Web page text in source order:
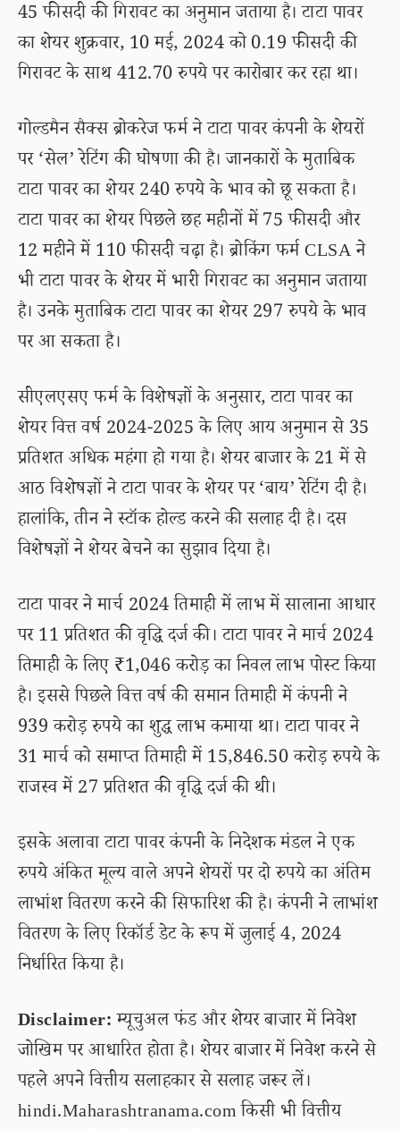
45 फीसदी की गिरावट का अनुमान जताया है। टाटा पावर
का शेयर शुक्रवार, 10 मई, 2024 को 0.19 फीसदी की
गिरावट के साथ 412.70 रुपये पर कारोबार कर रहा था।
गोल्डमैन सैक्स ब्रोकरेज फर्म ने टाटा पावर कंपनी के शेयरों
पर ‘सेल’ रेटिंग की घोषणा की है। जानकारों के मुताबिक
टाटा पावर का शेयर 240 रुपये के भाव को छू सकता है।
टाटा पावर का शेयर पिछले छह महीनों में 75 फीसदी और
12 महीने में 110 फीसदी चढ़ा है। ब्रोकिंग फर्म CLSA ने
भी टाटा पावर के शेयर में भारी गिरावट का अनुमान जताया
है। उनके मुताबिक टाटा पावर का शेयर 297 रुपये के भाव
पर आ सकता है।
सीएलएसए फर्म के विशेषज्ञों के अनुसार, टाटा पावर का
शेयर वित्त वर्ष 2024-2025 के लिए आय अनुमान से 35
प्रतिशत अधिक महंगा हो गया है। शेयर बाजार के 21 में से
आठ विशेषज्ञों ने टाटा पावर के शेयर पर ‘बाय’ रेटिंग दी है।
हालांकि, तीन ने स्टॉक होल्ड करने की सलाह दी है। दस
विशेषज्ञों ने शेयर बेचने का सुझाव दिया है।
टाटा पावर ने मार्च 2024 तिमाही में लाभ में सालाना आधार
पर 11 प्रतिशत की वृद्धि दर्ज की। टाटा पावर ने मार्च 2024
तिमाही के लिए ₹1,046 करोड़ का निवल लाभ पोस्ट किया
है। इससे पिछले वित्त वर्ष की समान तिमाही में कंपनी ने
939 करोड़ रुपये का शुद्ध लाभ कमाया था। टाटा पावर ने
31 मार्च को समाप्त तिमाही में 15,846.50 करोड़ रुपये के
राजस्व में 27 प्रतिशत की वृद्धि दर्ज की थी।
इसके अलावा टाटा पावर कंपनी के निदेशक मंडल ने एक
रुपये अंकित मूल्य वाले अपने शेयरों पर दो रुपये का अंतिम
लाभांश वितरण करने की सिफारिश की है। कंपनी ने लाभांश
वितरण के लिए रिकॉर्ड डेट के रूप में जुलाई 4, 2024
निर्धारित किया है।
Disclaimer:म्यूचुअल फंड और शेयर बाजार में निवेश
जोखिम पर आधारित होता है। शेयर बाजार में निवेश करने से
पहले अपने वित्तीय सलाहकार से सलाह जरूर लें।
hindi.Maharashtranama.com किसी भी वित्तीय